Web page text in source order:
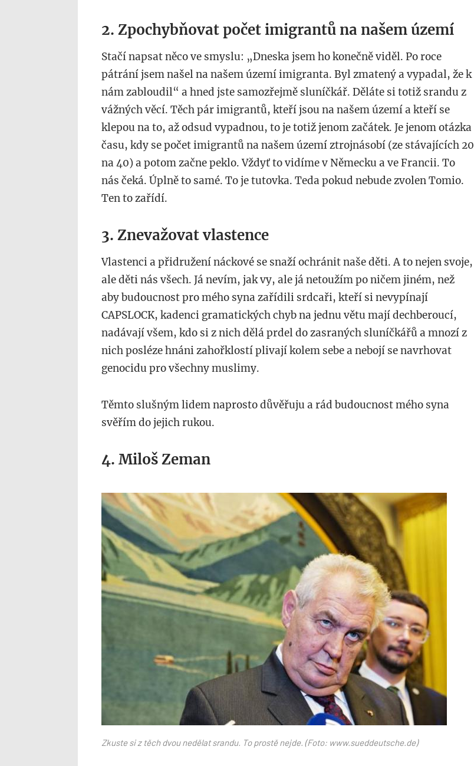
2. Zpochybňovat počet imigrantů na našem území
Stačí napsat něco ve smyslu: „Dneska jsem ho konečně viděl. Po roce
pátrání jsem našel na našem území imigranta. Byl zmatený a vypadal, že k
nám zabloudil“ a hned jste samozřejmě sluníčkář. Děláte si totiž srandu z
vážných věcí. Těch pár imigrantů, kteří jsou na našem území a kteří se
klepou na to, až odsud vypadnou, to je totiž jenom začátek. Je jenom otázka
času, kdy se počet imigrantů na našem území ztrojnásobí (ze stávajících 20
na 40) a potom začne peklo. Vždyť to vidíme v Německu a ve Francii. To
nás čeká. Úplně to samé. To je tutovka. Teda pokud nebude zvolen Tomio.
Ten to zařídí.
3. Znevažovat vlastence
Vlastenci a přidružení náckové se snaží ochránit naše děti. A to nejen svoje,
ale děti nás všech. Já nevím, jak vy, ale já netoužím po ničem jiném, než
aby budoucnost pro mého syna zařídili srdcaři, kteří si nevypínají
CAPSLOCK, kadenci gramatických chyb na jednu větu mají dechberoucí,
nadávají všem, kdo si z nich dělá prdel do zasraných sluníčkářů a mnozí z
nich posléze hnáni zahořklostí plivají kolem sebe a nebojí se navrhovat
genocidu pro všechny muslimy.
Těmto slušným lidem naprosto důvěřuju a rád budoucnost mého syna
svěřím do jejich rukou.
4. Miloš Zeman
httpwww.sueddeutsche.de_.jpg
Zkuste si z těch dvou nedělat srandu. To prostě nejde. (Foto: www.sueddeutsche.de)